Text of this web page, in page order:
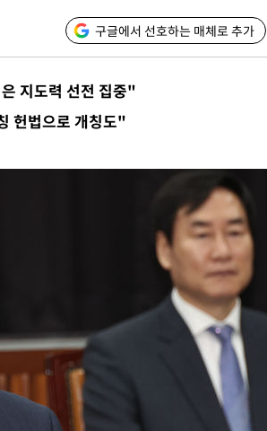
구글에서 선호하는 매체로 추가
지도력 선전 집중"
헌법으로 개칭도"